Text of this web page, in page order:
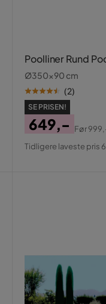
Poolliner Rund
Ø350x90 cm
(2)
SE PRISEN!
Pris
649,-
Original
Før
Tidligere laveste pris